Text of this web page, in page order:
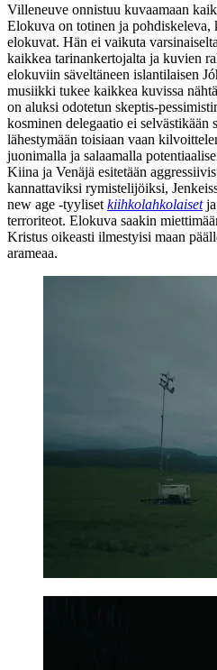
Villeneuve onnistuu kuvaamaan
Elokuva on totinen ja
elokuvat. Hän ei vaikuta
kaikkea tarinankertojalta ja kuvien
elokuviin säveltäneen islantilaisen
musiikki tukee kaikkea kuvissa
on aluksi odotetun skeptis-
kosminen delegaatio ei selvästikään
lähestymään toisiaan vaan
juonimalla ja salaamalla
Kiina ja Venäjä esitetään
kannattaviksi rymistelijöiksi,
new age ‑tyyliset kiihkolahkolaisetja
terroriteot. Elokuva saakin
Kristus oikeasti ilmestyisi maan
arameaa.